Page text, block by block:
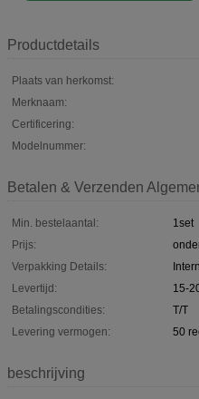
Productdetails
Plaats van herkomst:
Merknaam:
Certificering:
Modelnummer:
Betalen & Verzenden
Min. bestelaantal:
1set
Prijs:
Verpakking Details:
Levertijd:
15-
Betalingscondities:
T/T
Levering vermogen:
50
beschrijving